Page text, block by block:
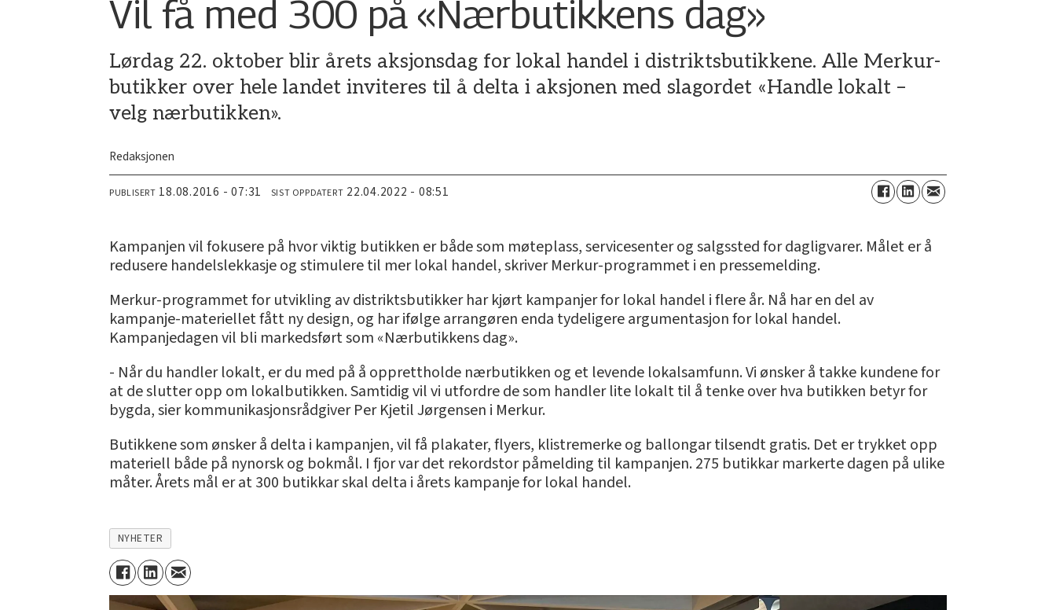
Vil få med 300 på «Nærbutikkens dag»
Lørdag 22. oktober blir årets aksjonsdag for lokal handel i distriktsbutikkene. Alle Merkur-
butikker over hele landet inviteres til å delta i aksjonen med slagordet «Handle lokalt –
velg nærbutikken».
Redaksjonen
PUBLISERT 18.08.2016 - 07:31 SIST OPPDATERT 22.04.2022 - 08:51
Kampanjen vil fokusere på hvor viktig butikken er både som møteplass, servicesenter og salgssted for dagligvarer. Målet er å
redusere handelslekkasje og stimulere til mer lokal handel, skriver Merkur-programmet i en pressemelding.
Merkur-programmet for utvikling av distriktsbutikker har kjørt kampanjer for lokal handel i flere år. Nå har en del av
kampanje-materiellet fått ny design, og har ifølge arrangøren enda tydeligere argumentasjon for lokal handel.
Kampanjedagen vil bli markedsført som «Nærbutikkens dag».
- Når du handler lokalt, er du med på å opprettholde nærbutikken og et levende lokalsamfunn. Vi ønsker å takke kundene for
at de slutter opp om lokalbutikken. Samtidig vil vi utfordre de som handler lite lokalt til å tenke over hva butikken betyr for
bygda, sier kommunikasjonsrådgiver Per Kjetil Jørgensen i Merkur.
Butikkene som ønsker å delta i kampanjen, vil få plakater, flyers, klistremerke og ballongar tilsendt gratis. Det er trykket opp
materiell både på nynorsk og bokmål. I fjor var det rekordstor påmelding til kampanjen. 275 butikkar markerte dagen på ulike
måter. Årets mål er at 300 butikkar skal delta i årets kampanje for lokal handel.
NYHETER